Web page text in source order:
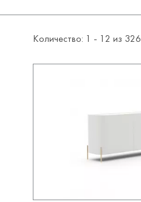
Количество: 1 - 12 из 326